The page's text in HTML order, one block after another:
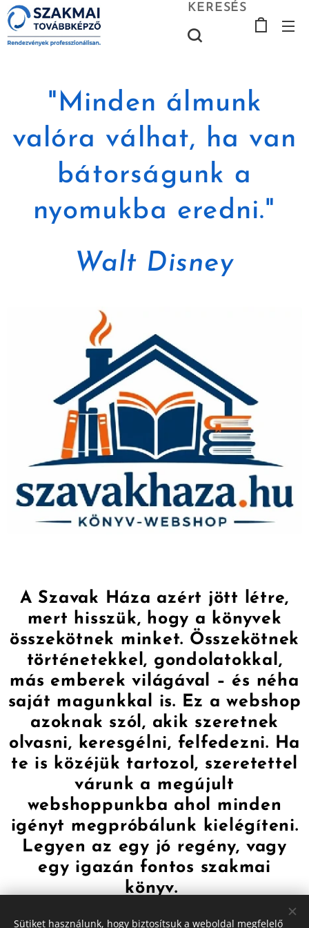
KERESÉS
"Minden álmunk
valóra válhat, ha van
bátorságunk a
nyomukba eredni."
Walt Disney
A Szavak Háza azért jött létre,
mert hisszük, hogy a könyvek
összekötnek minket. Összekötnek
történetekkel, gondolatokkal,
más emberek világával – és néha
saját magunkkal is. Ez a webshop
azoknak szól, akik szeretnek
olvasni, keresgélni, felfedezni. Ha
te is közéjük tartozol, szeretettel
várunk a megújult
webshoppunkba ahol minden
igényt megpróbálunk kielégíteni.
Legyen az egy jó regény, vagy
egy igazán fontos szakmai
könyv.
Sütiket használunk, hogy biztosítsuk a weboldal megfelelő